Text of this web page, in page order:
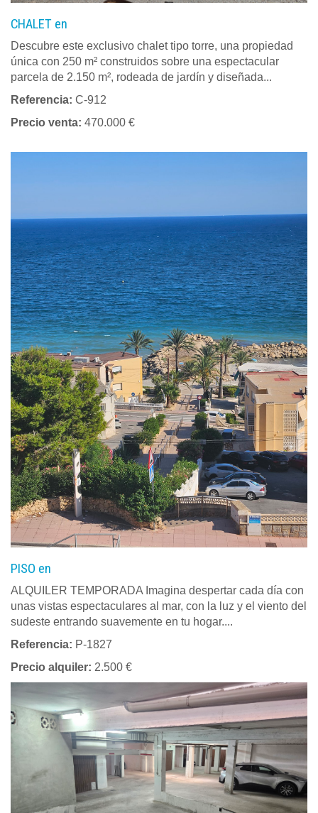
CHALET en
Descubre este exclusivo chalet tipo torre, una propiedad
única con 250 m² construidos sobre una espectacular
parcela de 2.150 m², rodeada de jardín y diseñada...
Referencia: C-912
Precio venta: 470.000 €
PISO en
ALQUILER TEMPORADA Imagina despertar cada día con
unas vistas espectaculares al mar, con la luz y el viento del
sudeste entrando suavemente en tu hogar....
Referencia: P-1827
Precio alquiler: 2.500 €